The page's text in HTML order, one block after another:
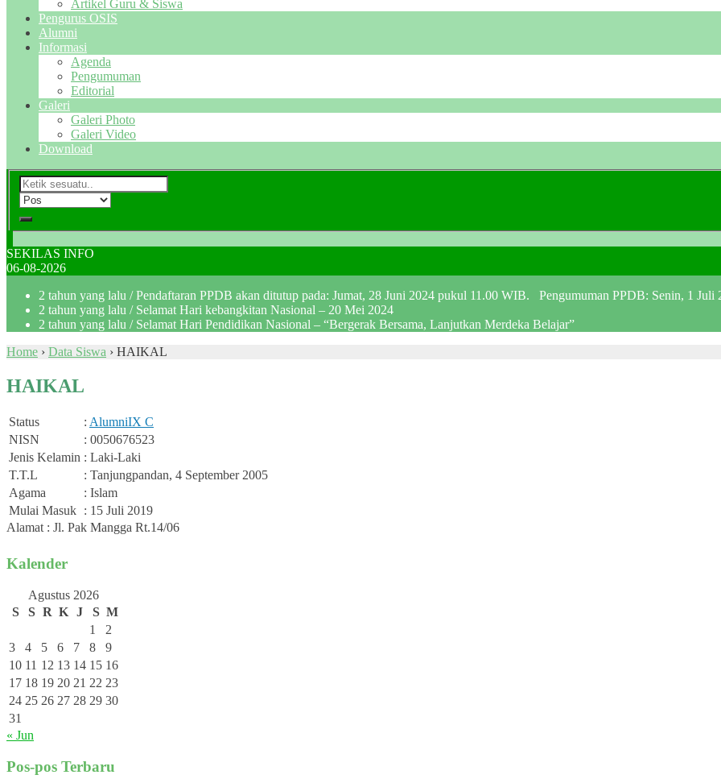
Artikel Guru & Siswa
Pengurus OSIS
Alumni
Informasi
Agenda
Pengumuman
Editorial
Galeri
Galeri Photo
Galeri Video
Download
SEKILAS INFO
06-08-2026
2 tahun yang lalu / Pendaftaran PPDB akan ditutup pada: Jumat, 28 Juni 2024 pukul 11.00 WIB. Pengumuman PPDB: Senin, 1 Juli
2 tahun yang lalu / Selamat Hari kebangkitan Nasional – 20 Mei 2024
2 tahun yang lalu / Selamat Hari Pendidikan Nasional – “Bergerak Bersama, Lanjutkan Merdeka Belajar”
Home › Data Siswa › HAIKAL
HAIKAL
Status : AlumniIX C
NISN
: 0050676523
Jenis Kelamin : Laki-Laki
T.T.L
: Tanjungpandan, 4 September 2005
Agama
: Islam
Mulai Masuk : 15 Juli 2019
Alamat : Jl. Pak Mangga Rt.14/06
Kalender
Agustus 2026
S
S R K J S M
1
2
3
4 5 6 7 8
9
10 11 12 13 14 15 16
17 18 19 20 21 22 23
24 25 26 27 28 29 30
31
« Jun
Pos-pos Terbaru